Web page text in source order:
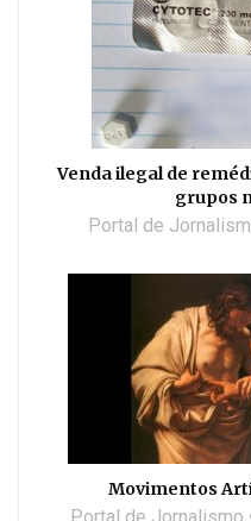
Venda ilegal de
grupos
Portal de
Movimentos